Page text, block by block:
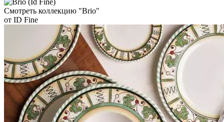
Смотреть коллекцию "Brio"
от ID Fine